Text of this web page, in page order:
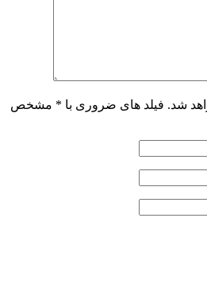
شد. فیلد های ضروری با * مشخص